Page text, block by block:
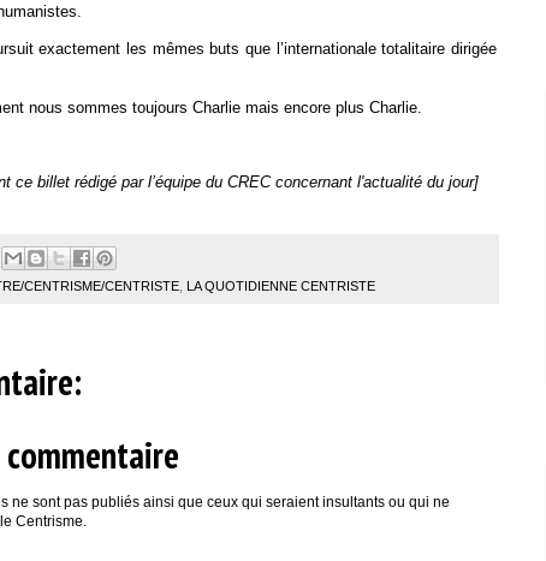
exactement les mêmes buts que l’internationale totalitaire dirigée
nous sommes toujours Charlie mais encore plus Charlie.
ce billet rédigé par l’équipe du CREC concernant l'actualité du jour]
CENTRISME/CENTRISTE LA QUOTIDIENNE CENTRISTE
ne sont pas publiés ainsi que ceux qui seraient insultants ou qui ne
Centrisme.